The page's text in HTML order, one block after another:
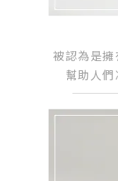
被認為是擁
幫助人